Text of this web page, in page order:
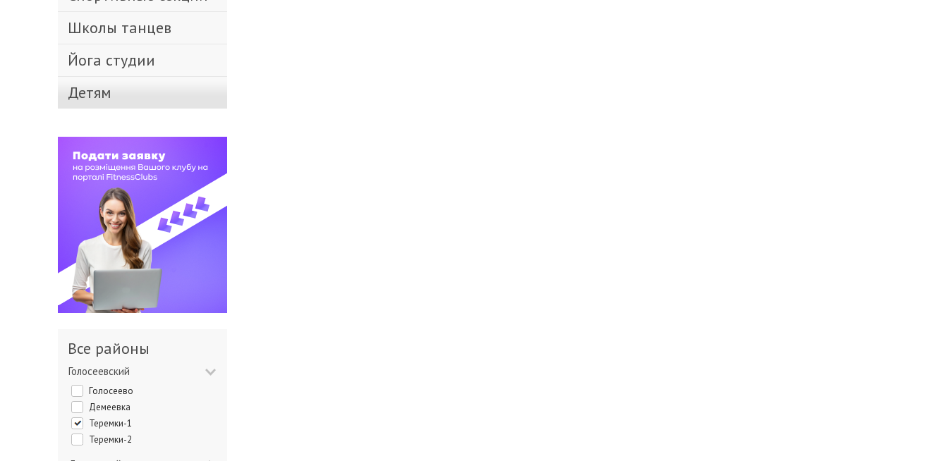
Школы танцев
Йога студии
Детям
Все районы
Голосеевский
Голосеево
Демеевка
Теремки-1
Теремки-2